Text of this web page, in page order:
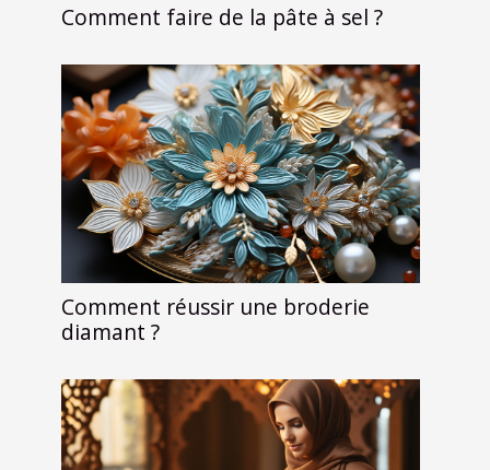
Comment faire de la pâte à sel ?
Comment réussir une broderie
diamant ?